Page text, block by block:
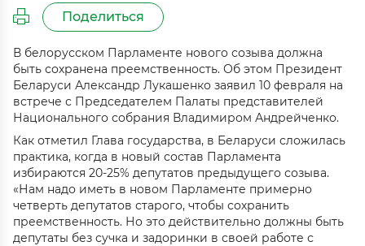
Поделиться
В белорусском Парламенте нового созыва должна
быть сохранена преемственность. Об этом Президент
Беларуси Александр Лукашенко заявил 10 февраля на
встрече с Председателем Палаты представителей
Национального собрания Владимиром Андрейченко.
Как отметил Глава государства, в Беларуси сложилась
практика, когда в новый состав Парламента
избираются 20-25% депутатов предыдущего созыва.
«Нам надо иметь в новом Парламенте примерно
четверть депутатов старого, чтобы сохранить
преемственность. Но это действительно должны быть
депутаты без сучка и задоринки в своей работе с